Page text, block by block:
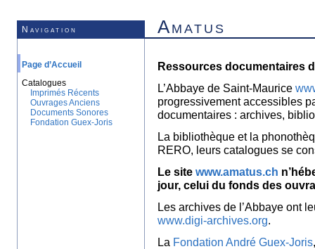
Navigation Amatus
Page d’Accueil
Catalogues
Imprimés Récents
Ouvrages Anciens
Documents Sonores
Fondation Guex-Joris
Ressources documentaires
L’Abbaye de Saint-Maurice
progressivement accessibles
documentaires : archives,
La bibliothèque et la
RERO, leurs catalogues se
Le site www.amatus.ch
jour, celui du fonds des
Les archives de l’Abbaye ont
www.digi-archives.org.
La Fondation André Guex-Joris